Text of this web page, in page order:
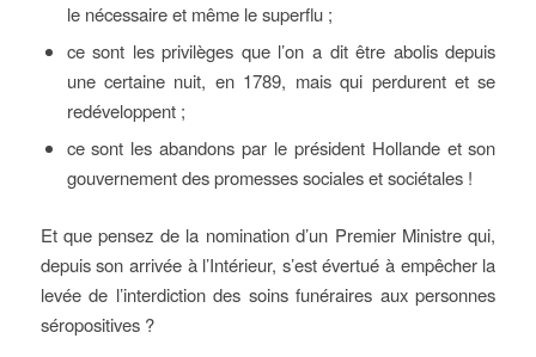
le nécessaire et même le superflu ;
ce sont les privilèges que l’on a dit être abolis depuis
une certaine nuit, en 1789, mais qui perdurent et se
redéveloppent ;
ce sont les abandons par le président Hollande et son
gouvernement des promesses sociales et sociétales !
Et que pensez de la nomination d’un Premier Ministre qui,
depuis son arrivée à l’Intérieur, s’est évertué à empêcher la
levée de l’interdiction des soins funéraires aux personnes
séropositives ?